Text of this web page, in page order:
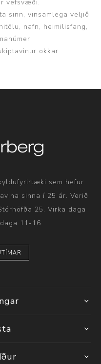
vefsvæði.
sinn, vinsamlega veljið
nafn, heimilisfang,
okkar.
sem hefur
sinna í 25 ár. Verið
25. Virka daga
11-16